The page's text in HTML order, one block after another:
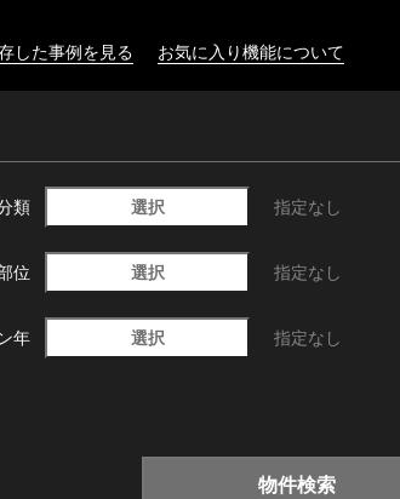
した事例を見る お気に入り機能について
類 選択 指定なし
位 選択 指定なし
年 選択 指定なし
物件検索